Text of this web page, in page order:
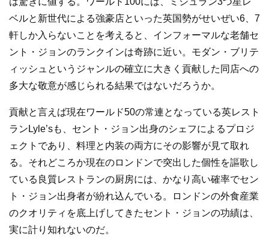
ベルと新世代による強豪店といった英国勢がせいぜい6、7
軒しか入らないことを考えると、インフォーマルな老舗セ
ント・ジョンのランクインは奇跡に近い。モダン・ブリテ
ィッシュというジャンルの確立に大きく貢献した同店への
多大な敬意が感じられる結果ではないだろうか。
貢献と言えば現在ワールド50の常連となっている英レスト
ランLyle’sも、セント・ジョン出身のシェフによるプロジ
ェクトであり、料理と内装の両方にその影響が見て取れ
る。それどころか現在のロンドンで突出した個性を謳歌し
ている良質レストランの厨房には、かなり高い確率でセン
ト・ジョン出身者が紛れ込んでいる。ロンドンの外食産業
のクオリティを底上げしてきたセント・ジョンの功績は、
実に計り知れないのだ。